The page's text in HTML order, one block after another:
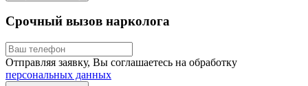
Срочный вызов нарколога
Отправляя заявку, Вы соглашаетесь на обработку
персональных данных